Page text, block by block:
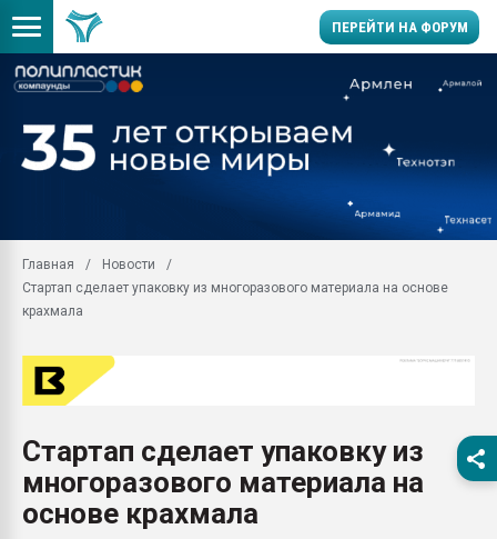
ПЕРЕЙТИ НА ФОРУМ
производство SPC
заводу пластмасс"
28.07.2026
ситуацией на
Главная
Новости
Стартап сделает упаковку из многоразового материала на основе
крахмала
Стартап сделает упаковку из
многоразового материала на
основе крахмала